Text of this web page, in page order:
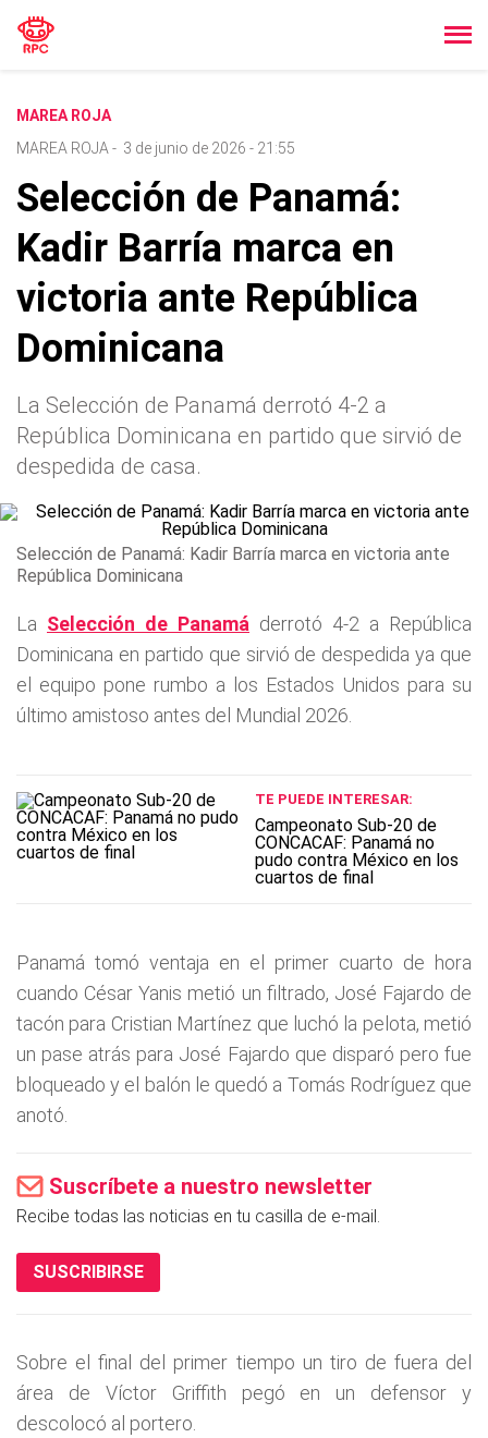
MAREA ROJA
MAREA ROJA - 3 de junio de 2026 - 21:55
Selección de Panamá:
Kadir Barría marca en
victoria ante República
Dominicana
La Selección de Panamá derrotó 4-2 a
República Dominicana en partido que sirvió de
despedida de casa.
Selección de Panamá: Kadir Barría marca en victoria ante
República Dominicana
La Selección de Panamá derrotó 4-2 a República
Dominicana en partido que sirvió de despedida ya que
el equipo pone rumbo a los Estados Unidos para su
último amistoso antes del Mundial 2026.
TE PUEDE INTERESAR:
Campeonato Sub-20 de
CONCACAF: Panamá no
pudo contra México en los
cuartos de final
Panamá tomó ventaja en el primer cuarto de hora
cuando César Yanis metió un filtrado, José Fajardo de
tacón para Cristian Martínez que luchó la pelota, metió
un pase atrás para José Fajardo que disparó pero fue
bloqueado y el balón le quedó a Tomás Rodríguez que
anotó.
Suscríbete a nuestro newsletter
Recibe todas las noticias en tu casilla de e-mail.
SUSCRIBIRSE
Sobre el final del primer tiempo un tiro de fuera del
área de Víctor Griffith pegó en un defensor y
descolocó al portero.